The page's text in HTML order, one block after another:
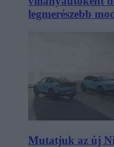
legmerészebb
Mutatjuk az új